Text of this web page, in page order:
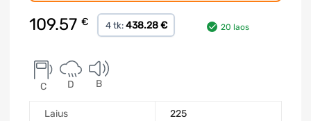
109.57 € 4 tk: 438.28 € 20 laos
C D B
Laius 225